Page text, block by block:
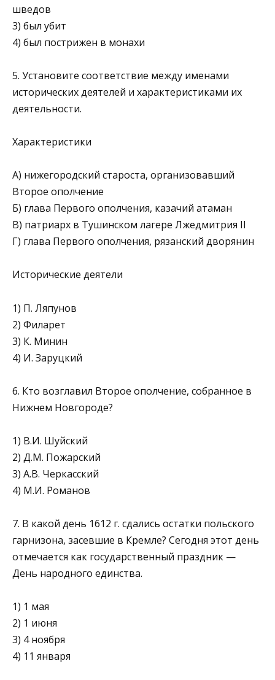
шведов
3) был убит
4) был пострижен в монахи
5. Установите соответствие между именами
исторических дея­телей и характеристиками их
деятельности.
Характеристики
А) нижегородский староста, организовавший
Второе ополчение
Б) глава Первого ополчения, казачий атаман
В) патриарх в Тушинском лагере Лжедмитрия II
Г) глава Первого ополчения, рязанский дворянин
Исторические деятели
1) П. Ляпунов
2) Филарет
3) К. Минин
4) И. Заруцкий
6. Кто возглавил Второе ополчение, собранное в
Нижнем Нов­городе?
1) В.И. Шуйский
2) Д.М. Пожарский
3) А.В. Черкасский
4) М.И. Романов
7. В какой день 1612 г. сдались остатки польского
гарнизона, засевшие в Кремле? Сегодня этот день
отмечается как госу­дарственный праздник —
День народного единства.
1) 1 мая
2) 1 июня
3) 4 ноября
4) 11 января